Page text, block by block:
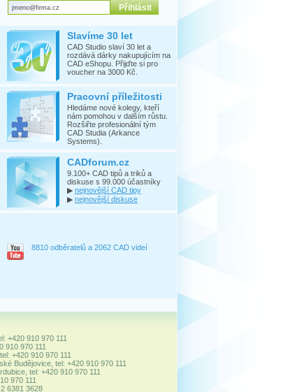
Slavíme 30 let
CAD Studio slaví 30 let a
rozdává dárky nakupujícím na
CAD eShopu. Přijďte si pro
voucher na 3000 Kč.
Pracovní příležitosti
Hledáme nové kolegy, kteří
nám pomohou v dalším růstu.
Rozšiřte profesionální tým
CAD Studia (Arkance
Systems).
CADforum.cz
9.100+ CAD tipů a triků a
diskuse s 99.000 účastníky
▶ nejnovější CAD tipy
▶ nejnovější diskuse
8810 odběratelů a 2062 CAD videí
+420 910 970 111
910 970 111
+420 910 970 111
Budějovice, tel: +420 910 970 111
tel: +420 910 970 111
970 111
6381 3628